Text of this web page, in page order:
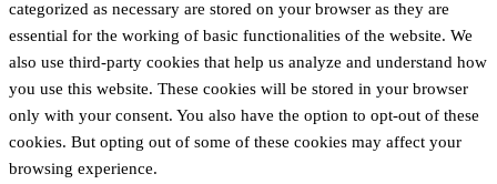
categorized as necessary are stored on your browser as they are
essential for the working of basic functionalities of the website. We
also use third-party cookies that help us analyze and understand how
you use this website. These cookies will be stored in your browser
only with your consent. You also have the option to opt-out of these
cookies. But opting out of some of these cookies may affect your
browsing experience.